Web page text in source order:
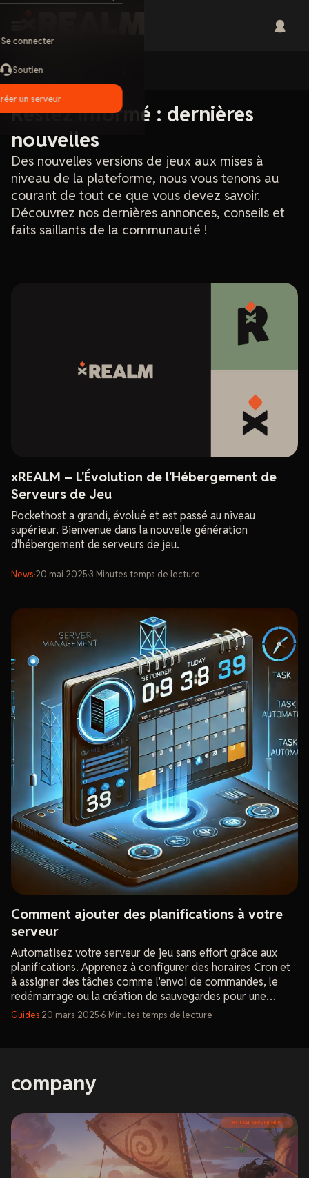
Se connecter
Soutien
un serveur
Restez informé : dernières
nouvelles
Des nouvelles versions de jeux aux mises à
niveau de la plateforme, nous vous tenons au
courant de tout ce que vous devez savoir.
Découvrez nos dernières annonces, conseils et
faits saillants de la communauté !
xREALM – L'Évolution de l'Hébergement de
Serveurs de Jeu
Pockethost a grandi, évolué et est passé au niveau
supérieur. Bienvenue dans la nouvelle génération
d'hébergement de serveurs de jeu.
News·20 mai 2025·3 Minutes temps de lecture
Comment ajouter des planifications à votre
serveur
Automatisez votre serveur de jeu sans effort grâce aux
planifications. Apprenez à configurer des horaires Cron et
à assigner des tâches comme l'envoi de commandes, le
redémarrage ou la création de sauvegardes pour une
gestion fluide de votre serveur.
Guides·20 mars 2025·6 Minutes temps de lecture
company